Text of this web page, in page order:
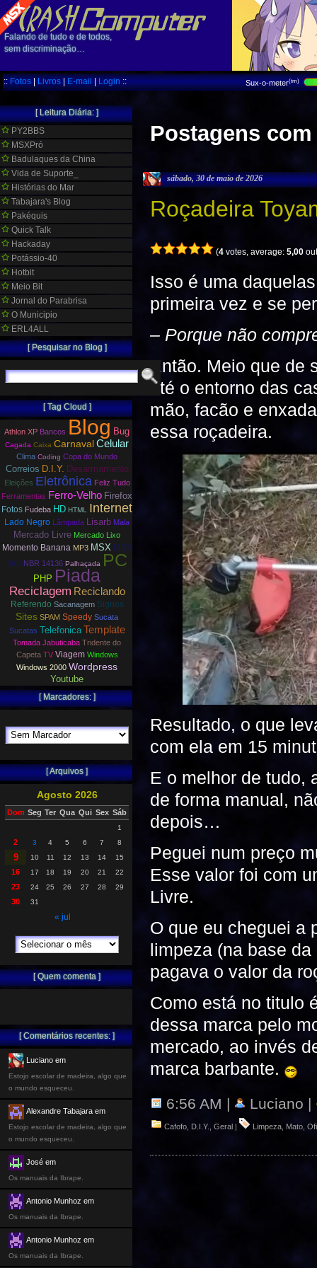
Falando de tudo e de todos,
sem discriminação…
::Fotos|Livros|E-mail|Login:: Sux-o-meter(tm)
Postagens com
sábado, 30 de maio de 2026
Roçadeira
(4 votes, average:5,00
Isso é uma
primeira vez e se
– Porque não
Então. Meio que de
até o entorno das
mão, facão e
essa roçadeira.
Resultado, o que
com ela em 15
E o melhor de tudo,
de forma manual,
depois…
Peguei num preço
Esse valor foi com
Livre.
O que eu cheguei a
limpeza (na base
pagava o valor da
Como está no titulo
dessa marca pelo
mercado, ao invés
marca barbante.
6:56 AM | Luciano |
Cafofo D.I.Y. ,Geral | Limpeza Mato ,
[ Leitura Diária: ]
PY2BBS
MSXPró
Badulaques da China
Vida de Suporte_
Histórias do Mar
Tabajara's Blog
Pakéquis
Quick Talk
Hackaday
Potássio-40
Hotbit
Meio Bit
Jornal do Parabrisa
O Municipio
ERL4ALL
[ Pesquisar no Blog ]
[ Tag Cloud ]
Athlon XP Bancos Blog Bug
Cagada Caixa CarnavalCelular
Clima Coding Copa do Mundo
Correios D.I.Y. Desarmamento
Eleições Eletrônica Feliz Tudo
Ferramentas Ferro-Velho Firefox
Fotos Fudeba HD HTML Internet
Lado Negro Lâmpada Lisarb Mala
Mercado Livre Mercado Lixo
Momento Banana MP3 MSX MSX
Jaú NBR 14136 Palhaçada PC
PHP Piada
Reciclagem Reciclando
Referendo Sacanagem Signos
Sites SPAM Speedy Sucata
Sucatas Telefonica Template
Tomada Jabuticaba Tridente do
Capeta TV Viagem Windows
Windows 2000 Wordpress
Youtube
[ Marcadores: ]
[ Arquivos ]
Agosto 2026
Dom Seg Ter Qua Qui Sex Sáb
1
2 3 4 5 6 7 8
9 10 11 12 13 14 15
16 17 18 19 20 21 22
23 24 25 26 27 28 29
30 31
« jul
[ Quem comenta ]
[ Comentários recentes: ]
Luciano em
Estojo escolar de madeira, algo que
o mundo esqueceu.
Alexandre Tabajara em
Estojo escolar de madeira, algo que
o mundo esqueceu.
José em
Os manuais da Ibrape.
Antonio Munhoz em
Os manuais da Ibrape.
Antonio Munhoz em
Os manuais da Ibrape.